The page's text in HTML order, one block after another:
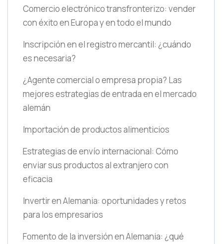
Comercio electrónico transfronterizo: vender
con éxito en Europa y en todo el mundo
Inscripción en el registro mercantil: ¿cuándo
es necesaria?
¿Agente comercial o empresa propia? Las
mejores estrategias de entrada en el mercado
alemán
Importación de productos alimenticios
Estrategias de envío internacional: Cómo
enviar sus productos al extranjero con
eficacia
Invertir en Alemania: oportunidades y retos
para los empresarios
Fomento de la inversión en Alemania: ¿qué